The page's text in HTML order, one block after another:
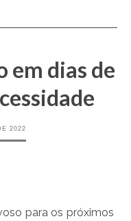
em dias de
2022
para os próximos